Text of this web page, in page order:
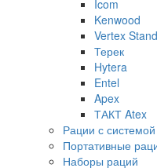
Icom
Kenwood
Vertex
Терек
Hytera
Entel
Apex
ТАКТ Atex
Рации с
Портативные
Наборы раций